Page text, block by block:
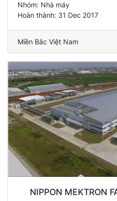
Nhóm: Nhà máy
Hoàn thành: 31 Dec 2017
Miền Bắc Việt Nam
NIPPON MEKTRON